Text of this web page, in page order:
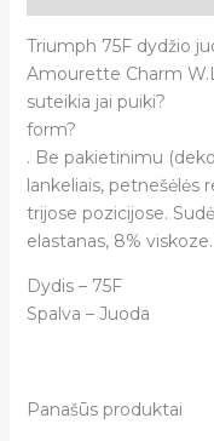
Triumph 75F dydžio
Amourette Charm
suteikia jai puiki?
form?
. Be pakietinimu
lankeliais, petnešėlės
trijose pozicijose.
elastanas, 8%
Dydis – 75F
Spalva – Juoda
Panašūs produktai